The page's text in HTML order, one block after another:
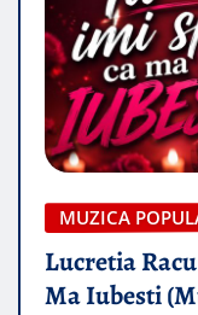
MUZICA
Lucretia
Ma Iubesti